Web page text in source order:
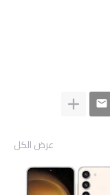
عرض الكل